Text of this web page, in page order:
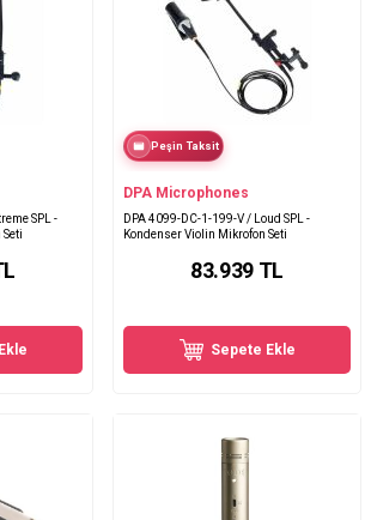
SPL -
Peşin Taksit
DPA Microphones
DPA 4099-DC-1-199-V / Loud SPL -
Kondenser Violin Mikrofon Seti
83.939TL
Sepete Ekle